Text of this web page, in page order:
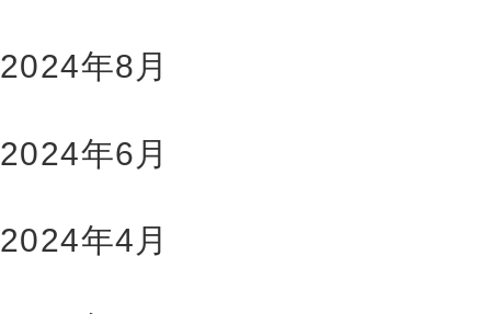
2024年8月
2024年6月
2024年4月